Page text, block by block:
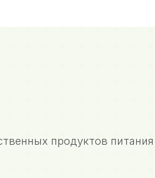
продуктов